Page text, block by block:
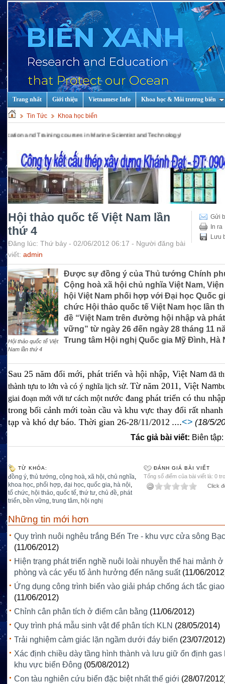
Trang nhất Giới thiệu Vietnamese Info Khoa học & Môi trương biển
Tin Tức Khoa học biển
Training courses in Marine Scientist and Technology!
Gửi
In ra
Lưu
Hội thảo quốc tế Việt Nam lần
thứ 4
Đăng lúc: Thứ bảy - 02/06/2012 06:17 - Người đăng bài
viết: admin
Hội thảo quốc tế Việt
Nam lần thứ 4
Được sự đồng ý của Thủ tướng Chính
Cộng hoà xã hội chủ nghĩa Việt Nam,
hội Việt Nam phối hợp với Đại học Quốc
chức Hội thảo quốc tế Việt Nam học lần
đề “Việt Nam trên đường hội nhập và
vững” từ ngày 26 đến ngày 28 tháng 11
Trung tâm Hội nghị Quốc gia Mỹ Đình, Hà
Sau 25 năm đổi mới, phát triển và hội nhập, Việt Nam đã
thành tựu to lớn và có ý nghĩa lịch sử. Từ năm 2011, Việt Nam
giai đoạn mới với tư cách một nước đang phát triển có thu
trong bối cảnh mới toàn cầu và khu vực thay đổi rất
tạp và khó dự báo. Thời gian 26-28/11/2012 ....<> (18/5/
Tác giả bài viết: Biên
TỪ KHÓA:
đồng ý, thủ tướng, cộng hoà, xã hội, chủ nghĩa,
khoa học, phối hợp, đại học, quốc gia, hà nội,
tổ chức, hội thảo, quốc tế, thứ tư, chủ đề, phát
triển, bền vững, trung tâm, hội nghị
ĐÁNH GIÁ BÀI VIẾT
Tổng số điểm của bài viết là: 0
Click
Những tin mới hơn
Quy trình nuôi nghêu trắng Bến Tre - khu vực cửa sông
(11/06/2012)
Hiện trạng phát triển nghề nuôi loài nhuyễn thể hai mảnh
phòng và các yếu tố ảnh hưởng đến năng suất (11/06/
Ứng dụng công trình biển vào giải pháp chống ách tắc
(11/06/2012)
Chỉnh cân phân tích ở điểm cân bằng (11/06/2012)
Quy trình phá mẫu sinh vật để phân tích KLN (28/05/2014)
Trải nghiệm cảm giác lặn ngầm dưới đáy biển (23/07/2012)
Xác định chiều dày tầng hình thành và lưu giữ ổn định gas
khu vực biển Đông (05/08/2012)
Con tàu nghiên cứu biển đặc biệt nhất thế giới (28/07/